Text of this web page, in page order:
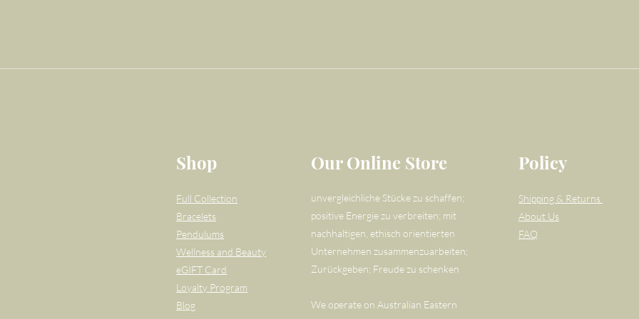
Shop
Full Collection
Bracelets
Pendulums
Wellness and Beauty
eGIFT Card
Loyalty Program
Blog
Our Online Store
unvergleichliche Stücke zu schaffen;
positive Energie zu verbreiten; mit
nachhaltigen, ethisch orientierten
Unternehmen zusammenzuarbeiten;
Zurückgeben; Freude zu schenken
We operate on Australian Eastern
Policy
Shipping & Returns
About Us
FAQ